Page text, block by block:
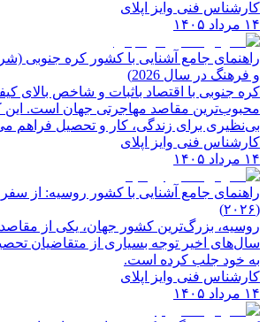
کارشناس فنی وایز اپلای
۱۴ مرداد ۱۴۰۵
راهنمای جامع آشنایی با کشور کره جنوبی
و فرهنگ در سال 2026)
کره جنوبی با اقتصاد باثبات و شاخص‌ بالای
محبوب‌ترین مقاصد مهاجرتی جهان است.
بی‌نظیری برای زندگی، کار و تحصیل فراهم
کارشناس فنی وایز اپلای
۱۴ مرداد ۱۴۰۵
راهنمای جامع آشنایی با کشور روسیه: از
(۲۰۲۶)
روسیه، بزرگ‌ترین کشور جهان، یکی از
سال‌های اخیر توجه بسیاری از متقاضیان
به خود جلب کرده است.
کارشناس فنی وایز اپلای
۱۴ مرداد ۱۴۰۵